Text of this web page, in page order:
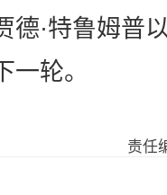
德·特鲁姆普
轮。
责任